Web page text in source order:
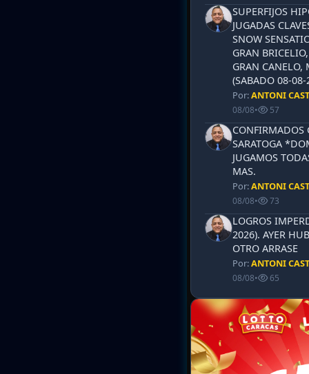
SUPERFIJOS
JUGADAS
SNOW
GRAN
GRAN CANELO,
(SABADO 08-
Por:ANTONI
08/08• 57
CONFIRMADOS
SARATOGA
JUGAMOS
MAS.
Por:ANTONI
08/08• 73
LOGROS
2026). AYER
OTRO ARRASE
Por:ANTONI
08/08• 65